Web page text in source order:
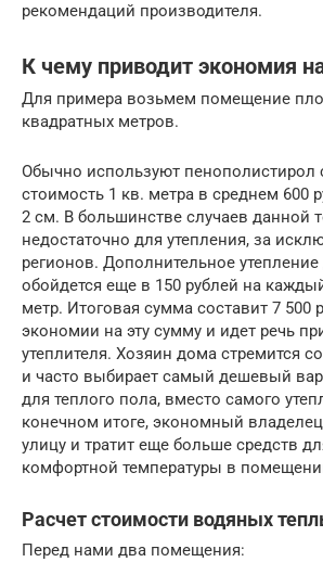
рекомендаций производителя.
К чему приводит экономия
Для примера возьмем помещение
квадратных метров.
Обычно используют
стоимость 1 кв. метра в среднем 600
2 см. В большинстве случаев данной
недостаточно для утепления, за
регионов. Дополнительное
обойдется еще в 150 рублей на
метр. Итоговая сумма составит 7 500
экономии на эту сумму и идет речь
утеплителя. Хозяин дома стремится
и часто выбирает самый дешевый
для теплого пола, вместо самого
конечном итоге, экономный
улицу и тратит еще больше средств
комфортной температуры в
Расчет стоимости водяных
Перед нами два помещения: